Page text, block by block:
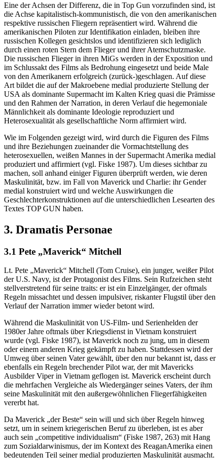
Eine der Achsen der Differenz, die in Top Gun vorzufinden sind, ist
die Achse kapitalistisch-kommunistisch, die von den amerikanischen
respektive russischen Fliegern repräsentiert wird. Während die
amerikanischen Piloten zur Identifikation einladen, bleiben ihre
russischen Kollegen gesichtslos und identifizieren sich lediglich
durch einen roten Stern dem Flieger und ihrer Atemschutzmaske.
Die russischen Flieger in ihren MiGs werden in der Exposition und
im Schlussakt des Films als Bedrohung eingesetzt und beide Male
von den Amerikanern erfolgreich (zurück-)geschlagen. Auf diese
Art bildet die auf der Makroebene medial produzierte Stellung der
USA als dominante Supermacht im Kalten Krieg quasi die Prämisse
und den Rahmen der Narration, in deren Verlauf die hegemoniale
Männlichkeit als dominante Ideologie reproduziert und
Heterosexualität als gesellschaftliche Norm affirmiert wird.
Wie im Folgenden gezeigt wird, wird durch die Figuren des Films
und ihre Beziehungen zueinander die Vormachtstellung des
heterosexuellen, weißen Mannes in der Supermacht Amerika medial
produziert und affirmiert (vgl. Fiske 1987). Um dieses sichtbar zu
machen, soll anhand einiger Figuren überprüft werden, wie deren
Maskulinität, bzw. im Fall von Maverick und Charlie: ihr Gender
medial konstruiert wird und welche Auswirkungen die
Geschlechterkonstruktionen auf die unterschiedlichen Lesearten des
Textes TOP GUN haben.
3. Dramatis Personae
3.1 Pete „Maverick“ Mitchell
Lt. Pete „Maverick“ Mitchell (Tom Cruise), ein junger, weißer Pilot
der U.S. Navy, ist der Protagonist des Films. Sein Rufzeichen steht
stellverstretend für seine traits: er ist ein Einzelgänger, der oftmals
Regeln missachtet und dessen impulsiver, riskanter Flugstil über den
Verlauf der Narration immer wieder betont wird.
Während die Maskulinität von US-Film- und Serienhelden der
1980er Jahre oftmals über Kriegsdienst in Vietnam konstruiert
wurde (vgl. Fiske 1987), ist Maverick noch zu jung, um in diesem
oder einem anderen Krieg gekämpft zu haben. Stattdessen wird der
Umweg über seinen Vater gewählt, über den nur bekannt ist, dass er
ebenfalls ein Regeln brechender Pilot war, der mit Mavericks
Ausbilder Viper in Vietnam geflogen ist. Maverick erscheint durch
die mehrfachen Vergleiche als Wiedergänger seines Vaters, der ihm
seine Maskulinität mit den außergewöhnlichen Fliegerfähigkeiten
vererbt hat.
Da Maverick „der Beste“ sein will und sich über Regeln hinweg
setzt, um in seinem kriegerischen Beruf zu überleben, ist es aber
auch sein „competitive individualism“ (Fiske 1987, 263) mit Hang
zum Sozialdarwinismus, der im Kontext des Reagan­Amerika einen
bedeutenden Teil seiner medial produzierten Maskulinität ausmacht.